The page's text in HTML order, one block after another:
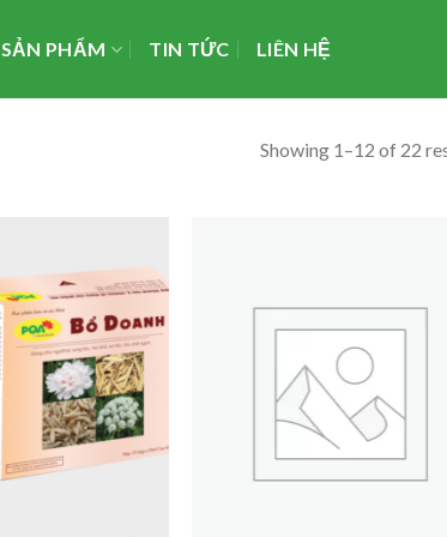
SẢN PHẨM TIN TỨC LIÊN HỆ
Showing 1–12 of 22